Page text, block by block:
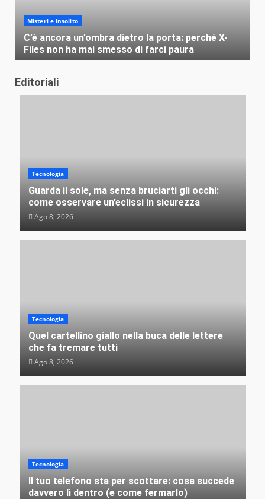
Misteri e insolito
C’è ancora un’ombra dietro la porta: perché X-
Files non ha mai smesso di farci paura
VEB Ago 4, 2026
Perché il venerdì 17 spaventa solo noi (e cosa
succede nel resto del mondo)
VEB Ago 4, 2026
abbandonati?
VEB Ago 3, 2026
assurde mai successe
VEB Lug 31, 2026
Editoriali
Tecnologia
Guarda il sole, ma senza bruciarti gli occhi:
come osservare un’eclissi in sicurezza
Ago 8, 2026
Tecnologia
Quel cartellino giallo nella buca delle lettere
che fa tremare tutti
Ago 8, 2026
Tecnologia
Il tuo telefono sta per scottare: cosa succede
davvero lì dentro (e come fermarlo)